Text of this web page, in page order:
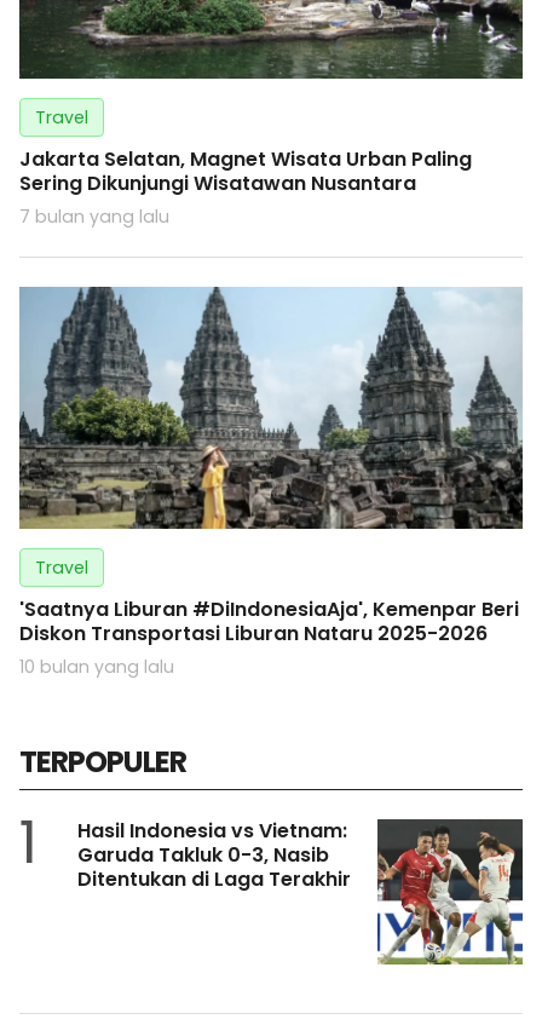
Travel
Jakarta Selatan, Magnet Wisata Urban Paling
Sering Dikunjungi Wisatawan Nusantara
7 bulan yang lalu
Travel
'Saatnya Liburan #DiIndonesiaAja', Kemenpar Beri
Diskon Transportasi Liburan Nataru 2025-2026
10 bulan yang lalu
TERPOPULER
1
Hasil Indonesia vs Vietnam:
Garuda Takluk 0-3, Nasib
Ditentukan di Laga Terakhir